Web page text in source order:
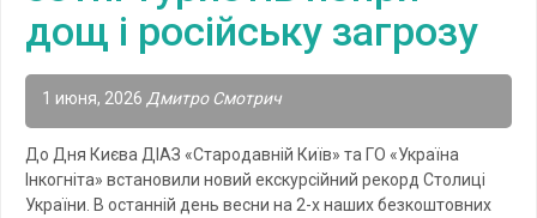
дощ і російську загрозу
1 июня, 2026 Дмитро Смотрич
До Дня Києва ДІАЗ «Стародавній Київ» та ГО «Україна
Інкогніта» встановили новий екскурсійний рекорд Столиці
України. В останній день весни на 2-х наших безкоштовних